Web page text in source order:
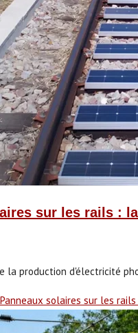
sur les rails :
la production d'électricité
Panneaux solaires sur les